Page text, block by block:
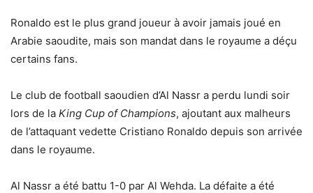
Ronaldo est le plus grand joueur à avoir jamais joué en
Arabie saoudite, mais son mandat dans le royaume a déçu
certains fans.
Le club de football saoudien d’Al Nassr a perdu lundi soir
lors de la King Cup of Champions, ajoutant aux malheurs
de l’attaquant vedette Cristiano Ronaldo depuis son arrivée
dans le royaume.
Al Nassr a été battu 1-0 par Al Wehda. La défaite a été